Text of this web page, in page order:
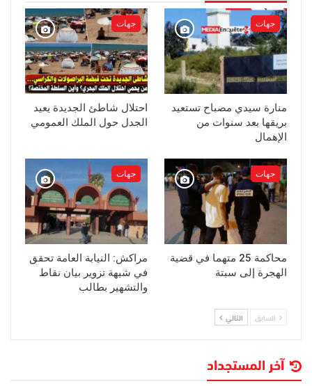
جهات
منارة سيدي مصباح تستعيد
بريقها بعد سنوات من
الإهمال
جهات
احتلال شاطئ الجديدة يعيد
الجدل حول الملك العمومي
جهات
محاكمة 25 متهما في قضية
الهجرة إلى سبتة
جهات
مراكش: النيابة العامة تحقق
في شبهة تزوير بيان نقاط
والتشهير بطالب
السابق التالي
آخر المستجداد